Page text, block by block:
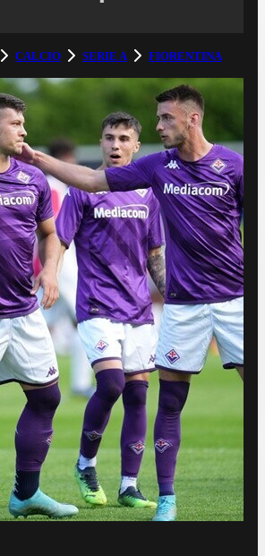
CALCIO SERIE A FIORENTINA